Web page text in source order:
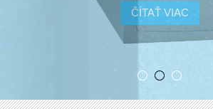
ČÍTAŤ VIAC